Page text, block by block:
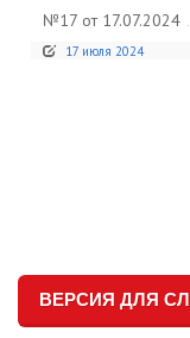
№17 от 17.07.2024
17 июля 2024
ВЕРСИЯ ДЛЯ